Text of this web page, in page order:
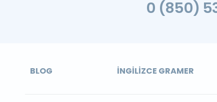
0 (850)
BLOG İNGILIZCE GRAMER